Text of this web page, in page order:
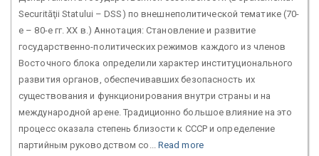
Securităţii Statului – DSS) по внешнеполитической тематике (70-
е – 80-е гг. ХХ в.) Аннотация: Становление и развитие
государственно-политических режимов каждого из членов
Восточного блока определили характер институционального
развития органов, обеспечивавших безопасность их
существования и функционирования внутри страны и на
международной арене. Традиционно большое влияние на это
процесс оказала степень близости к СССР и определение
партийным руководством со... Read more